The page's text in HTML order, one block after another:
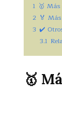
1 🥇 Más
2 🏅
3 ✔️
3.1
🥇